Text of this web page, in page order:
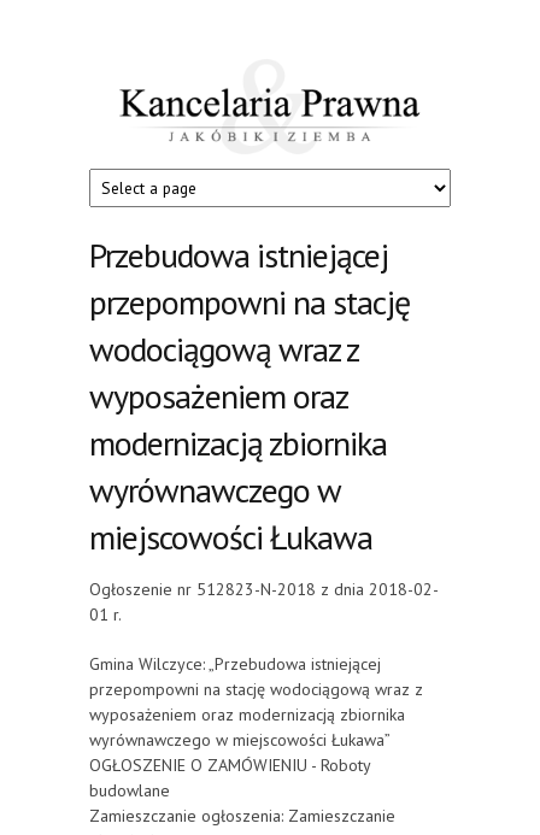
Kancelaria
Prawna
Przebudowa istniejącej
przepompowni na stację
wodociągową wraz z
wyposażeniem oraz
modernizacją zbiornika
wyrównawczego w
miejscowości Łukawa
Ogłoszenie nr 512823-N-2018 z dnia 2018-02-
01 r.
Gmina Wilczyce: „Przebudowa istniejącej
przepompowni na stację wodociągową wraz z
wyposażeniem oraz modernizacją zbiornika
wyrównawczego w miejscowości Łukawa”
OGŁOSZENIE O ZAMÓWIENIU - Roboty
budowlane
Zamieszczanie ogłoszenia: Zamieszczanie